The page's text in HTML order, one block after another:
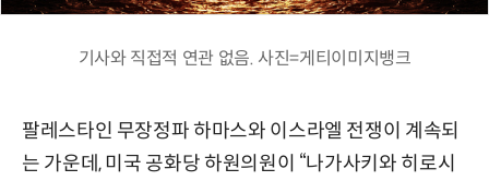
기사와 직접적 연관 없음. 사진=게티이미지뱅크
팔레스타인 무장정파 하마스와 이스라엘 전쟁이 계속되
는 가운데, 미국 공화당 하원의원이 “나가사키와 히로시